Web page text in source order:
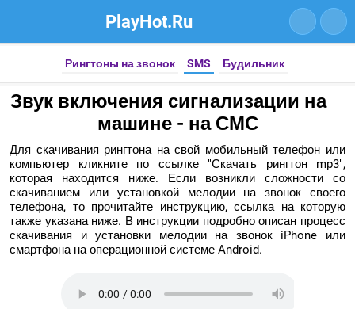
PlayHot.Ru
Рингтоны на звонок SMS Будильник
Звук включения сигнализации на
машине - на СМС
Для скачивания рингтона на свой мобильный телефон или
компьютер кликните по ссылке "Скачать рингтон mp3",
которая находится ниже. Если возникли сложности со
скачиванием или установкой мелодии на звонок своего
телефона, то прочитайте инструкцию, ссылка на которую
также указана ниже. В инструкции подробно описан процесс
скачивания и установки мелодии на звонок iPhone или
смартфона на операционной системе Android.